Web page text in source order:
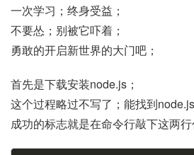
一次学习；终身受益；
不要怂；别被它吓着；
勇敢的开启新世界的大门吧；
首先是下载安装node.js；
这个过程略过不写了；能找到
成功的标志就是在命令行敲下这两行